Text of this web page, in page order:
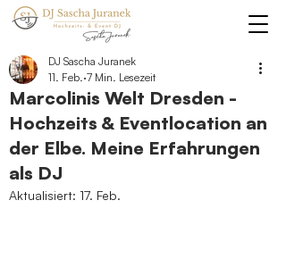
Marcolinis Welt Dresden -
Hochzeits & Eventlocation an
der Elbe. Meine Erfahrungen
als DJ
DJ Sascha Juranek
11. Feb. 7 Min. Lesezeit
Aktualisiert: 17. Feb.